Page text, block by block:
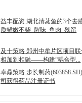
益丰配资 湖北清蒸鱼的3个去
质鲜嫩不柴_腥味_鱼肉_残留
及十策略 郑州中牟片区项目
相加到相融——构建“耦合型...
卓鼎策略 步长制药
司获得药品注册证书